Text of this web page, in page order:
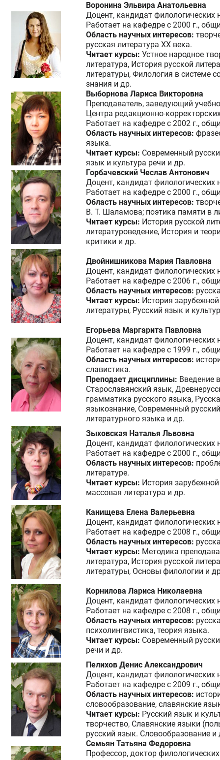
Воронина Эльвира Анатольевна
Доцент, кандидат филологических
Работает на кафедре с 2000 г.,
Область научных интересов:
русская литература XX века.
Читает курсы:Устное народное
литература, История русской
литературы, Филология в системе
знания и др.
Выборнова Лариса Викторовна
Преподаватель, заведующий
Центра редакционно-
Работает на кафедре с 2002 г.,
Область научных интересов:
языка.
Читает курсы: Современный
язык и культура речи и др.
Горбачевский Чеслав Антонович
Доцент, кандидат филологических
Работает на кафедре с 2000 г.,
Область научных интересов:
В. Т. Шаламова; поэтика памяти в
Читает курсы: История русской
литературоведение, История и
критики и др.
Двойнишникова Мария Павловна
Доцент, кандидат филологических
Работает на кафедре с 2006 г.,
Область научных интересов:
Читает курсы: История
литературы, Русский язык и
Егорьева Маргарита Павловна
Доцент, кандидат филологических
Работает на кафедре с 1999 г.,
Область научных интересов:
славистика.
Преподает дисциплины: Введение
Старославянский язык,
грамматика русского языка,
языкознание, Современный
литературного языка и др.
Зыховская Наталья Львовна
Доцент, кандидат филологических
Работает на кафедре с 2000 г.,
Область научных интересов:
литературе.
Читает курсы: История
массовая литература и др.
Канищева Елена Валерьевна
Доцент, кандидат филологических
Работает на кафедре с 2008 г.,
Область научных интересов:
Читает курсы: Методика
литература, История русской
литературы, Основы филологии и
Корнилова Лариса Николаевна
Доцент, кандидат филологических
Работает на кафедре с 2008 г.,
Область научных интересов:
психолингвистика, теория языка.
Читает курсы: Современный
речи и др.
Пелихов Денис Александрович
Доцент, кандидат филологических
Работает на кафедре с 2009 г.,
Область научных интересов:
словообразование, славянские
Читает курсы: Русский язык и
творчество, Славянские языки
русский язык. Словообразование и
Семьян Татьяна Федоровна
Профессор, доктор